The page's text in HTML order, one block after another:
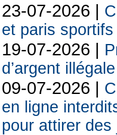
23-07-2026 |
et paris
19-07-2026 |
d’argent
09-07-2026 |
en ligne
pour attirer des